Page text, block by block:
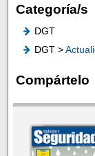
Categoría/s
DGT
DGT >
Compártelo